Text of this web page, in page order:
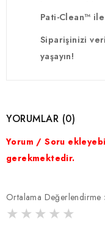
Pati-Clean™
Siparişinizi
yaşayın!
YORUMLAR (0)
Yorum / Soru
gerekmektedir.
Ortalama Değerlendirme